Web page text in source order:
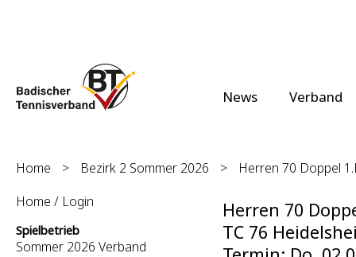
News Verband
Home > Bezirk 2 Sommer 2026 >
Herren 70 Doppel
Home / Login
Spielbetrieb
Sommer 2026 Verband
Herren 70
TC 76